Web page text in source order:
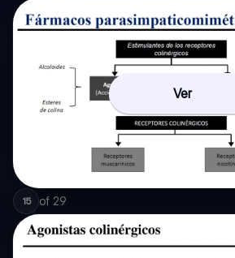
Ver
15 of 29